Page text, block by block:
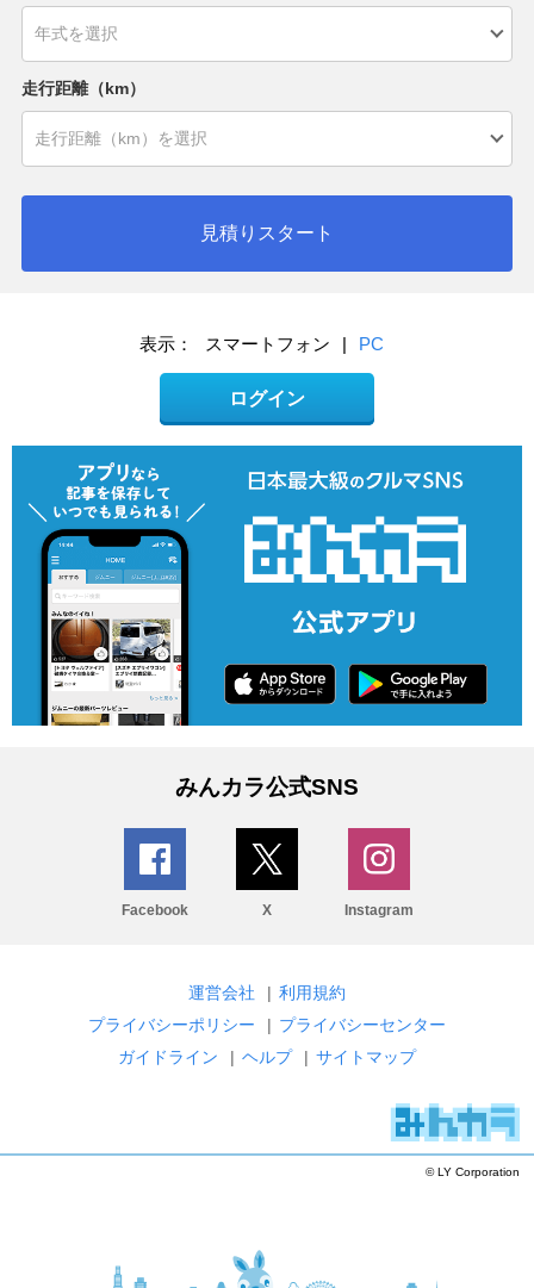
走行距離（km）
見積りスタート
表示： スマートフォン | PC
ログイン
みんカラ公式SNS
Facebook X Instagram
運営会社 | 利用規約
プライバシーポリシー
| プライバシーセンター
ガイドライン
| ヘルプ | サイトマップ
© LY Corporation